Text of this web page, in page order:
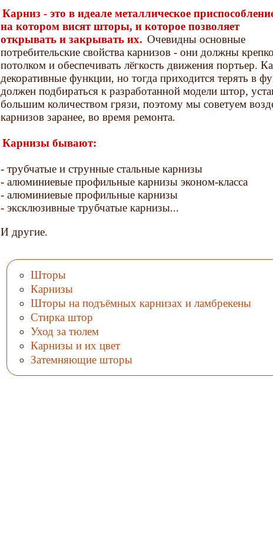
Карниз - это в идеале металлическое
на котором висят шторы, и которое позволяет
открывать и закрывать их. Очевидны основные
потребительские свойства карнизов - они должны
потолком и обеспечивать лёгкость движения портьер.
декоративные функции, но тогда приходится терять в
должен подбираться к разработанной модели штор,
большим количеством грязи, поэтому мы советуем
карнизов заранее, во время ремонта.
Карнизы бывают:
- трубчатые и струнные стальные карнизы
- алюминиевые профильные карнизы эконом-класса
- алюминиевые профильные карнизы
- эксклюзивные трубчатые карнизы...
И другие.
Шторы
Карнизы
Шторы на подъёмных карнизах и ламбрекены
Стирка штор
Уход за тюлем
Карнизы и их цвет
Затемняющие шторы